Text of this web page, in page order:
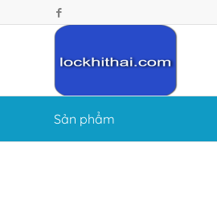
Sản phẩm